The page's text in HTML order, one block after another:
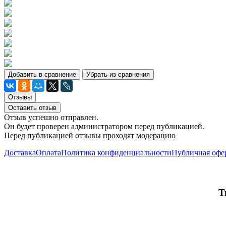
Добавить в сравнение Убрать из сравнения
Отзывы
Оставить отзыв
Отзыв успешно отправлен.
Он будет проверен администратором перед публикацией.
Перед публикацией отзывы проходят модерацию
ДоставкаОплатаПолитика конфиденциальностиПубличная